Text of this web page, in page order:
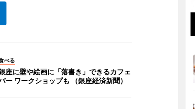
べる
座に壁や絵画に「落書き」できるカフェ
ー ワークショップも （銀座経済新聞）